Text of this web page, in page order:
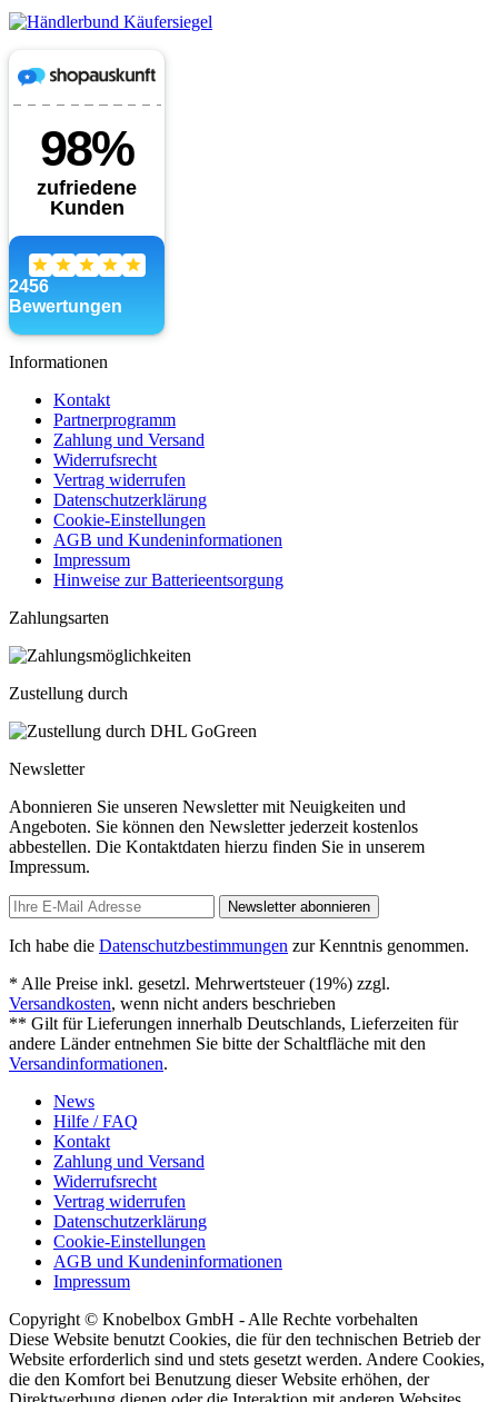
Informationen
Kontakt
Partnerprogramm
Zahlung und Versand
Widerrufsrecht
Vertrag widerrufen
Datenschutzerklärung
Cookie-Einstellungen
AGB und Kundeninformationen
Impressum
Hinweise zur Batterieentsorgung
Zahlungsarten
Zustellung durch
Newsletter
Abonnieren Sie unseren Newsletter mit Neuigkeiten und
Angeboten. Sie können den Newsletter jederzeit kostenlos
abbestellen. Die Kontaktdaten hierzu finden Sie in unserem
Impressum.
Newsletter abonnieren
Ich habe die Datenschutzbestimmungen zur Kenntnis genommen.
* Alle Preise inkl. gesetzl. Mehrwertsteuer (19%) zzgl.
Versandkosten, wenn nicht anders beschrieben
** Gilt für Lieferungen innerhalb Deutschlands, Lieferzeiten für
andere Länder entnehmen Sie bitte der Schaltfläche mit den
Versandinformationen.
News
Hilfe / FAQ
Kontakt
Zahlung und Versand
Widerrufsrecht
Vertrag widerrufen
Datenschutzerklärung
Cookie-Einstellungen
AGB und Kundeninformationen
Impressum
Copyright © Knobelbox GmbH - Alle Rechte vorbehalten
Diese Website benutzt Cookies, die für den technischen Betrieb der
Website erforderlich sind und stets gesetzt werden. Andere Cookies,
die den Komfort bei Benutzung dieser Website erhöhen, der